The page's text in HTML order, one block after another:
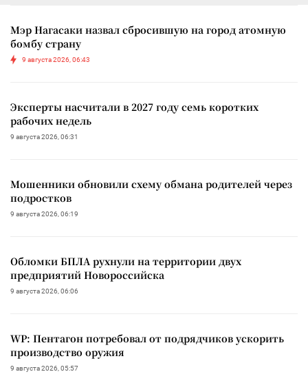
Мэр Нагасаки назвал сбросившую на город атомную
бомбу страну
9 августа 2026, 06:43
Эксперты насчитали в 2027 году семь коротких
рабочих недель
9 августа 2026, 06:31
Мошенники обновили схему обмана родителей через
подростков
9 августа 2026, 06:19
Обломки БПЛА рухнули на территории двух
предприятий Новороссийска
9 августа 2026, 06:06
WP: Пентагон потребовал от подрядчиков ускорить
производство оружия
9 августа 2026, 05:57